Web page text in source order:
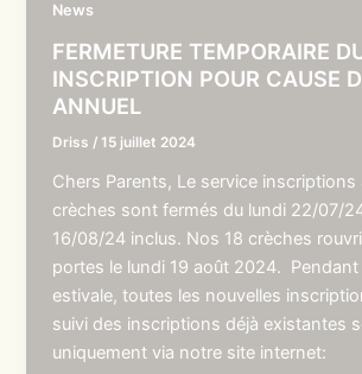
News
FERMETURE TEMPORAIRE
INSCRIPTION POUR CAUSE
ANNUEL
Driss /15 juillet 2024
Chers Parents, Le service inscriptions
crèches sont fermés du lundi 22/07/
16/08/24 inclus. Nos 18 crèches
portes le lundi 19 août 2024.
estivale, toutes les nouvelles
suivi des inscriptions déjà existantes
uniquement via notre site internet: